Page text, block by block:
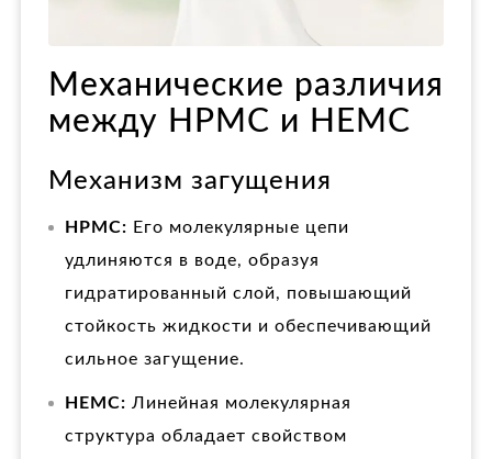
Механические различия
между HPMC и HEMC
Механизм загущения
HPMC: Его молекулярные цепи
удлиняются в воде, образуя
гидратированный слой, повышающий
стойкость жидкости и обеспечивающий
сильное загущение.
HEMC: Линейная молекулярная
структура обладает свойством